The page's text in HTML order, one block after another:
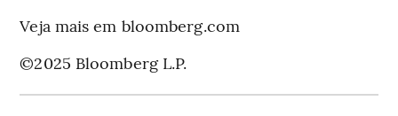
Veja mais em bloomberg.com
©2025 Bloomberg L.P.